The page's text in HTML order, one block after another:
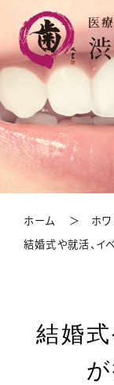
ホーム
ホ
結婚式や就活、イ
結婚